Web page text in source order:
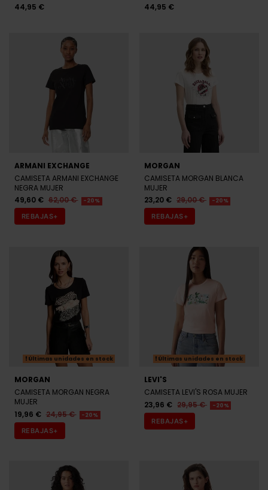
44,95 €
44,95 €
ARMANI EXCHANGE
CAMISETA ARMANI EXCHANGE
NEGRA MUJER
49,60 € 62,00 € -20%
REBAJAS+
MORGAN
CAMISETA MORGAN BLANCA
MUJER
23,20 € 29,00 € -20%
REBAJAS+
Últimas unidades en stock
MORGAN
CAMISETA MORGAN NEGRA
MUJER
19,96 € 24,95 € -20%
REBAJAS+
Últimas unidades en stock
LEVI'S
CAMISETA LEVI'S ROSA MUJER
23,96 € 29,95 € -20%
REBAJAS+